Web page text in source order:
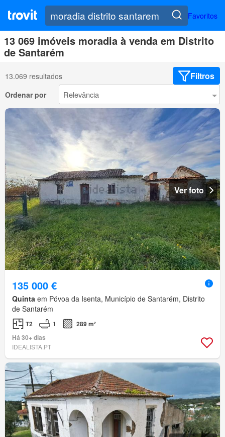
Favoritos
13 069 imóveis moradia à venda em Distrito
de Santarém
13.069 resultados Filtros
Ordenar por
Ver foto
135 000 €
Quinta em Póvoa da Isenta, Município de Santarém, Distrito
de Santarém
T2 1
289 m²
Há 30+ dias
IDEALISTA.PT